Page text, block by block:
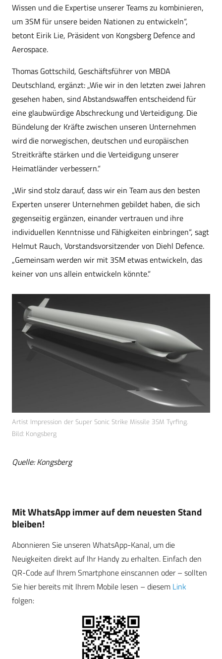
Wissen und die Expertise unserer Teams zu kombinieren,
um 3SM für unsere beiden Nationen zu entwickeln“,
betont Eirik Lie, Präsident von Kongsberg Defence and
Aerospace.
Thomas Gottschild, Geschäftsführer von MBDA
Deutschland, ergänzt: „Wie wir in den letzten zwei Jahren
gesehen haben, sind Abstandswaffen entscheidend für
eine glaubwürdige Abschreckung und Verteidigung. Die
Bündelung der Kräfte zwischen unseren Unternehmen
wird die norwegischen, deutschen und europäischen
Streitkräfte stärken und die Verteidigung unserer
Heimatländer verbessern.“
„Wir sind stolz darauf, dass wir ein Team aus den besten
Experten unserer Unternehmen gebildet haben, die sich
gegenseitig ergänzen, einander vertrauen und ihre
individuellen Kenntnisse und Fähigkeiten einbringen“, sagt
Helmut Rauch, Vorstandsvorsitzender von Diehl Defence.
„Gemeinsam werden wir mit 3SM etwas entwickeln, das
keiner von uns allein entwickeln könnte.“
Artist Impression der Super Sonic Strike Missile 3SM Tyrfing.
Bild: Kongsberg
Quelle: Kongsberg
Mit WhatsApp immer auf dem neuesten Stand
bleiben!
Abonnieren Sie unseren WhatsApp-Kanal, um die
Neuigkeiten direkt auf Ihr Handy zu erhalten. Einfach den
QR-Code auf Ihrem Smartphone einscannen oder – sollten
Sie hier bereits mit Ihrem Mobile lesen – diesem Link
folgen: